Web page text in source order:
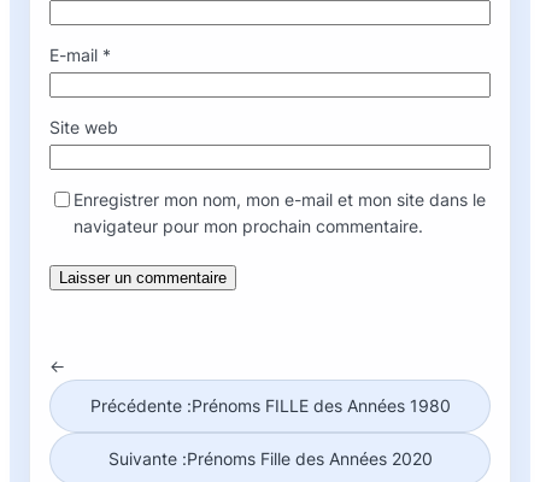
E-mail *
Site web
Enregistrer mon nom, mon e-mail et mon site dans le
navigateur pour mon prochain commentaire.
←
Précédente :Prénoms FILLE des Années 1980
Suivante :Prénoms Fille des Années 2020